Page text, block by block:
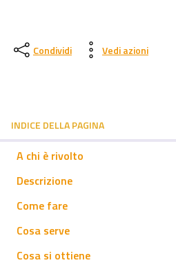
Condividi Vedi azioni
INDICE DELLA PAGINA
A chi è rivolto
Descrizione
Come fare
Cosa serve
Cosa si ottiene